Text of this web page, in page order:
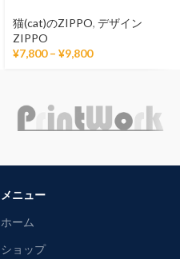
猫(cat)のZIPPO, デザイン
ZIPPO
¥7,800 – ¥9,800
メニュー
ホーム
ショップ